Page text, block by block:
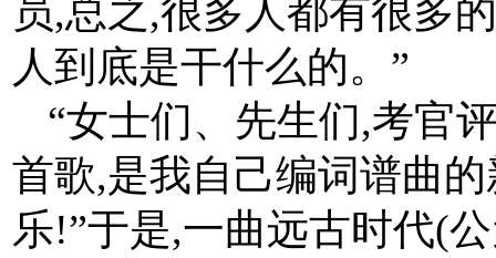
员,总之,很多人都有很多
人到底是干什么的。”
“女士们、先生们,考官
首歌,是我自己编词谱曲
乐!”于是,一曲远古时代(